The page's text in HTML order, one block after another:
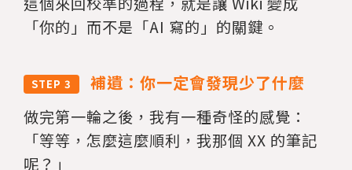
「你的」而不是「AI 寫的」的關鍵。
STEP 3 補遺：你一定會發現少了什麼
做完第一輪之後，我有一種奇怪的感覺：
「等等，怎麼這麼順利，我那個 XX 的筆記
呢？」